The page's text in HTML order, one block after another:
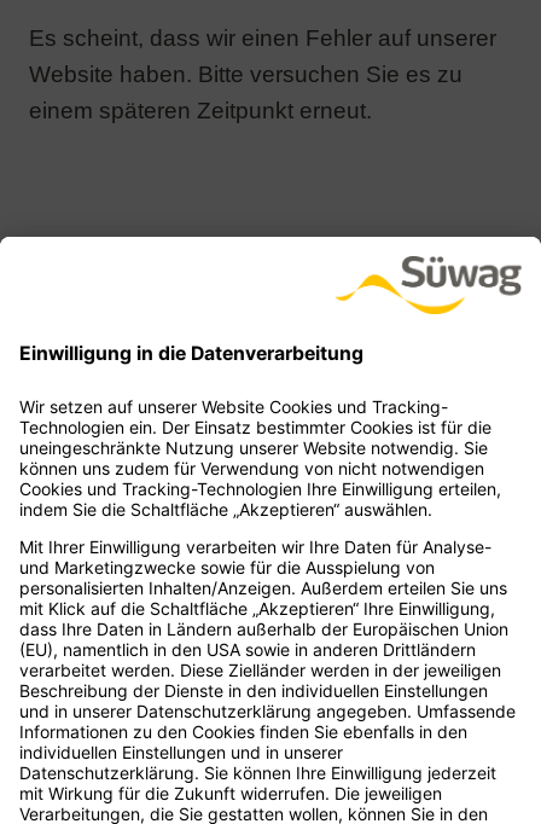
Es scheint, dass wir einen Fehler auf unserer
Website haben. Bitte versuchen Sie es zu
einem späteren Zeitpunkt erneut.